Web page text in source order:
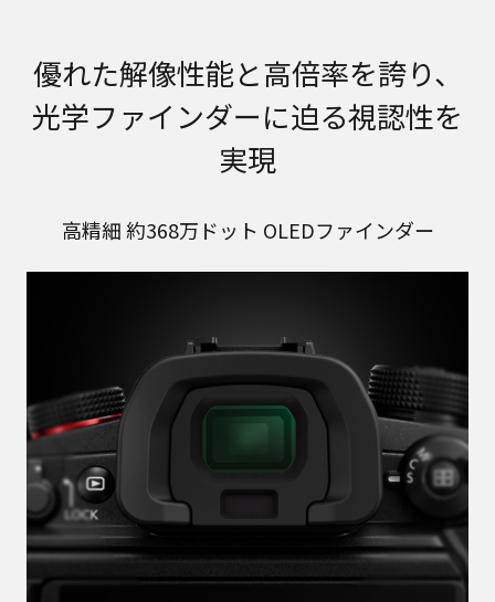
優れた解像性能と高倍率を誇り、
光学ファインダーに迫る視認性を
実現
高精細 約368万ドット OLEDファインダー